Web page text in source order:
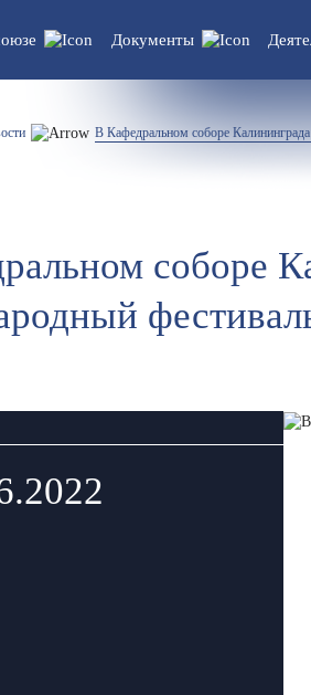
Устав союза
Список участников
Документы
Правовые
В Кафедральном соборе
соборе